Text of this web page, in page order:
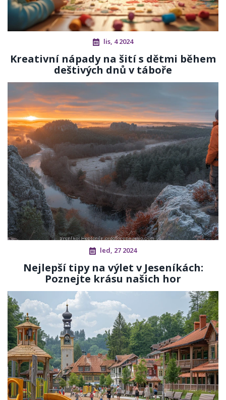
lis, 4 2024
Kreativní nápady na šití s dětmi během
deštivých dnů v táboře
led, 27 2024
Nejlepší tipy na výlet v Jeseníkách:
Poznejte krásu našich hor